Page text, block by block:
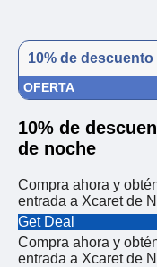
10% de descuento
OFERTA
10% de
de noche
Compra ahora y
entrada a Xcaret de
Get Deal
Compra ahora y
entrada a Xcaret de